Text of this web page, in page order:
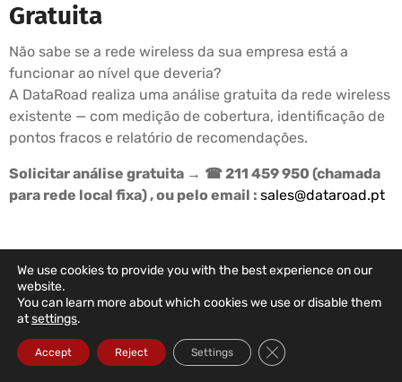
Gratuita
Não sabe se a rede wireless da sua empresa está a
funcionar ao nível que deveria?
A DataRoad realiza uma análise gratuita da rede wireless
existente — com medição de cobertura, identificação de
pontos fracos e relatório de recomendações.
Solicitar análise gratuita → ☎ 211 459 950 (chamada
para rede local fixa) , ou pelo email : sales@dataroad.pt
DATAROAD SUPPORT PLANS
Your Company's IT
In The Right Hands
We use cookies to provide you with the best experience on our
website.
You can learn more about which cookies we use or disable them
atsettings.
Accept Reject Settings Close GDPR Cookie